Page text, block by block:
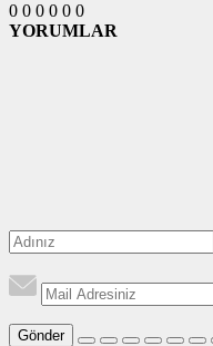
0 0 0 0 0 0
YORUMLAR
Gönder